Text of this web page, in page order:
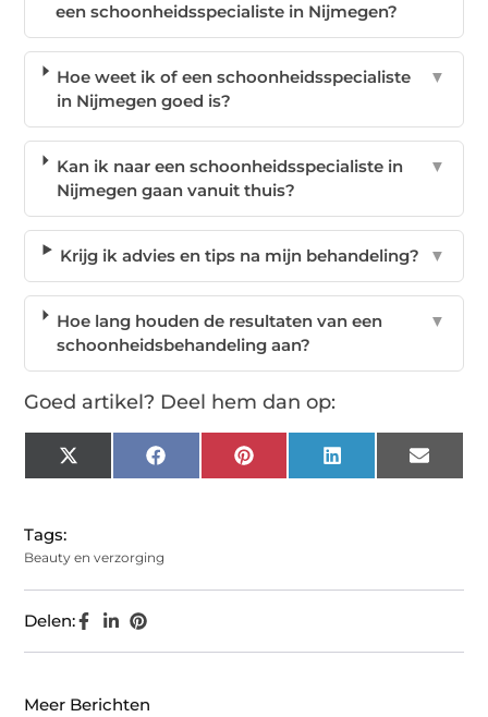
een schoonheidsspecialiste in Nijmegen?
Hoe weet ik of een schoonheidsspecialiste
in Nijmegen goed is?
▼
Kan ik naar een schoonheidsspecialiste in
Nijmegen gaan vanuit thuis?
▼
Krijg ik advies en tips na mijn behandeling? ▼
Hoe lang houden de resultaten van een
schoonheidsbehandeling aan?
▼
Goed artikel? Deel hem dan op:
X
(Twitter)
Facebook Pinterest LinkedIn Email
Tags:
Beauty en verzorging
Delen:
Meer Berichten